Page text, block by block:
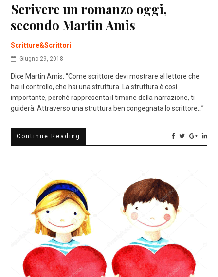
Scrivere un romanzo oggi,
secondo Martin Amis
Scritture&Scrittori
Giugno 29, 2018
Dice Martin Amis: “Come scrittore devi mostrare al lettore che
hai il controllo, che hai una struttura. La struttura è così
importante, perché rappresenta il timone della narrazione, ti
guiderà. Attraverso una struttura ben congegnata lo scrittore…”
Continue Reading